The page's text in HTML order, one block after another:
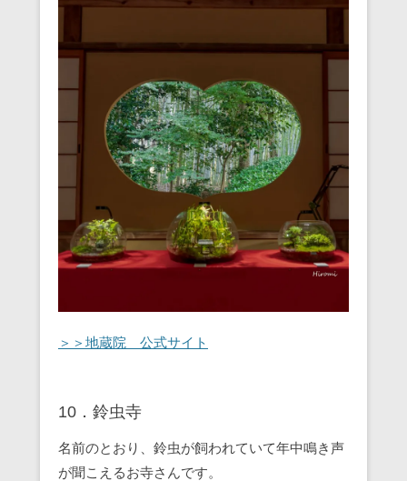
＞＞地蔵院 公式サイト
10．鈴虫寺
名前のとおり、鈴虫が飼われていて年中鳴き声
が聞こえるお寺さんです。